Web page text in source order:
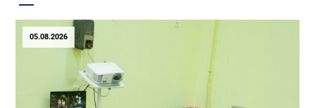
05.08.2026